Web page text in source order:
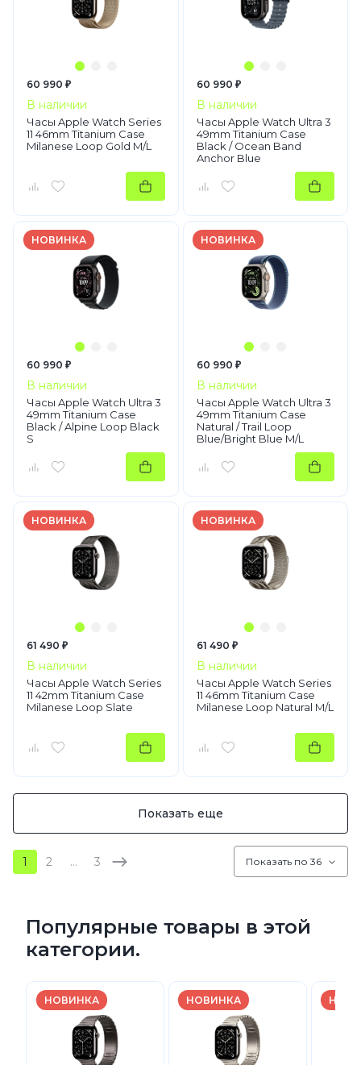
60 990 ₽
В наличии
Часы Apple Watch Series
11 46mm Titanium Case
Milanese Loop Gold M/L
60 990 ₽
В наличии
Часы Apple Watch Ultra 3
49mm Titanium Case
Black / Ocean Band
Anchor Blue
НОВИНКА
60 990 ₽
В наличии
Часы Apple Watch Ultra 3
49mm Titanium Case
Black / Alpine Loop Black
S
НОВИНКА
60 990 ₽
В наличии
Часы Apple Watch Ultra 3
49mm Titanium Case
Natural / Trail Loop
Blue/Bright Blue M/L
НОВИНКА
61 490 ₽
В наличии
Часы Apple Watch Series
11 42mm Titanium Case
Milanese Loop Slate
НОВИНКА
61 490 ₽
В наличии
Часы Apple Watch Series
11 46mm Titanium Case
Milanese Loop Natural M/L
Показать еще
1 2 … 3 Показать по 36
Популярные товары в этой
категории.
НОВИНКА НОВИНКА